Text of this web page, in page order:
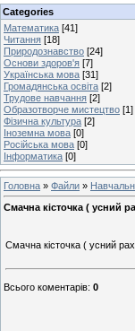
Categories
Математика [41]
Читання [18]
Природознавство [24]
Основи здоров'я [7]
Українська мова [31]
Громадянська освіта [2]
Трудове навчання [2]
Образотворче мистецтво [1]
Фізична культура [2]
Іноземна мова [0]
Російська мова [0]
Інформатика [0]
Головна » Файли »
Смачна кісточка ( усний
Смачна кісточка ( усний
Всього коментарів: 0